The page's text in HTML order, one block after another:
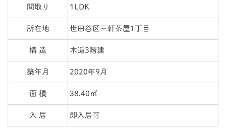
間取り 1LDK
所在地 世田谷区三軒茶屋1丁目
構 造 木造3階建
築年月 2020年9月
面 積 38.40㎡
入 居 即入居可